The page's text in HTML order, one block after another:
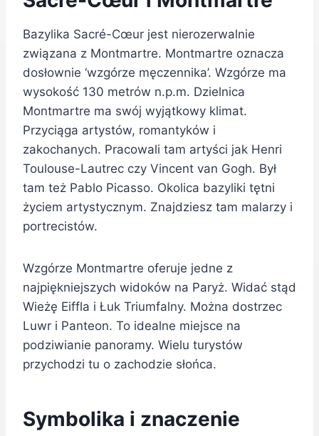
Bazylika Sacré-Cœur jest nierozerwalnie
związana z Montmartre. Montmartre oznacza
dosłownie ‘wzgórze męczennika’. Wzgórze ma
wysokość 130 metrów n.p.m. Dzielnica
Montmartre ma swój wyjątkowy klimat.
Przyciąga artystów, romantyków i
zakochanych. Pracowali tam artyści jak Henri
Toulouse-Lautrec czy Vincent van Gogh. Był
tam też Pablo Picasso. Okolica bazyliki tętni
życiem artystycznym. Znajdziesz tam malarzy i
portrecistów.
Wzgórze Montmartre oferuje jedne z
najpiękniejszych widoków na Paryż. Widać stąd
Wieżę Eiffla i Łuk Triumfalny. Można dostrzec
Luwr i Panteon. To idealne miejsce na
podziwianie panoramy. Wielu turystów
przychodzi tu o zachodzie słońca.
Symbolika i znaczenie